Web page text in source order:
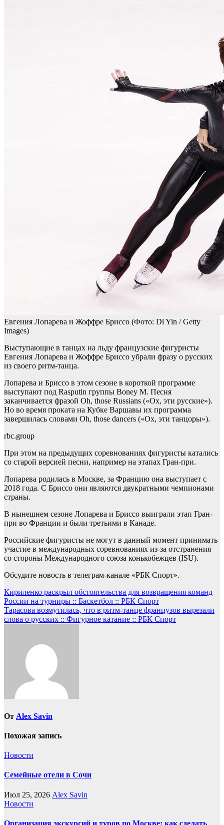
Евгения Лопарева и Жоффре Бриссо (Фото: Di Yin / Getty
Images)
Выступающие в танцах на льду французские фигуристы
Евгения Лопарева и Жоффре Бриссо убрали фразу о русских
из своего ритм-танца.
Лопарева и Бриссо в этом сезоне в короткой программе
выступают под Rasputin группы Boney M. Песня
заканчивается фразой Oh, those Russians («Ох, эти русские»).
Но во время проката на Кубке Варшавы их программа
завершилась словами Oh, those dancers («Ох, эти танцоры»).
rbc.group
При этом на предыдущих соревнованиях фигуристы катались
со старой версией песни, например на этапах Гран-при.
Лопарева родилась в Москве, за Францию она выступает с
2018 года. С Бриссо они являются двукратными чемпионами
страны.
В нынешнем сезоне Лопарева и Бриссо выиграли этап Гран-
при во Франции и были третьими в Канаде.
Российские фигуристы не могут в данный момент принимать
участие в международных соревнованиях из-за отстранения
со стороны Международного союза конькобежцев (ISU).
Обсудите новость в телеграм-канале «РБК Спорт».
Навигация
по
записям
Кириленко раскрыл обстоятельства для возвращения команд
России на турниры :: Баскетбол :: РБК Спорт
Тарасова возмутилась, что в ритм-танце французов вырезали
слова о русских :: Фигурное катание :: РБК Спорт
От Alex Savin
Похожая запись
Новости
Семейные отели в Сочи
Июл 25, 2026 Alex Savin
Новости
Организация экскурсий и туров по Москве: как сделать